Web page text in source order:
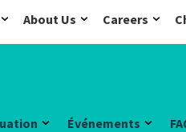
About Us Careers
Événements